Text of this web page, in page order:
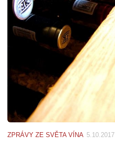
ZPRÁVY ZE SVĚTA VÍNA 5.10.2017